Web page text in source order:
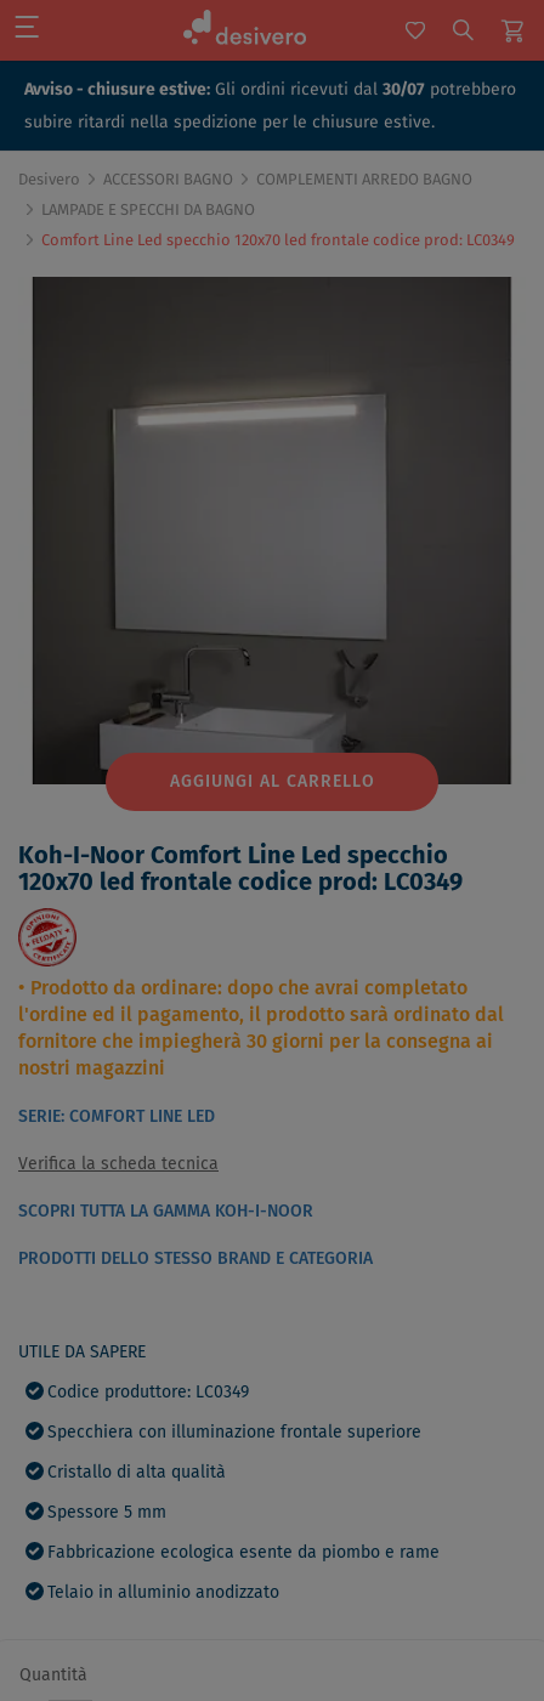
Avviso - chiusure estive: Gli ordini ricevuti dal 30/07 potrebbero
subire ritardi nella spedizione per le chiusure estive.
Desivero ACCESSORI BAGNO
COMPLEMENTI ARREDO BAGNO
LAMPADE E SPECCHI DA BAGNO
Comfort Line Led specchio 120x70 led frontale codice prod: LC0349
AGGIUNGI AL CARRELLO
Koh-I-Noor Comfort Line Led specchio
120x70 led frontale codice prod: LC0349
Prodotto da ordinare: dopo che avrai completato
l'ordine ed il pagamento, il prodotto sarà ordinato dal
fornitore che impiegherà 30 giorni per la consegna ai
nostri magazzini
SERIE: COMFORT LINE LED
Verifica la scheda tecnica
SCOPRI TUTTA LA GAMMA KOH-I-NOOR
PRODOTTI DELLO STESSO BRAND E CATEGORIA
UTILE DA SAPERE
Codice produttore: LC0349
Specchiera con illuminazione frontale superiore
Cristallo di alta qualità
Spessore 5 mm
Fabbricazione ecologica esente da piombo e rame
Telaio in alluminio anodizzato
Quantità